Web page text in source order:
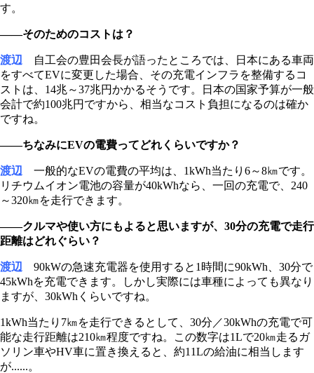
す。
――そのためのコストは？
渡辺 自工会の豊田会長が語ったところでは、日本にある車両
をすべてEVに変更した場合、その充電インフラを整備するコ
ストは、14兆～37兆円かかるそうです。日本の国家予算が一般
会計で約100兆円ですから、相当なコスト負担になるのは確か
ですね。
――ちなみにEVの電費ってどれくらいですか？
渡辺 一般的なEVの電費の平均は、1kWh当たり6～8㎞です。
リチウムイオン電池の容量が40kWhなら、一回の充電で、240
～320㎞を走行できます。
――クルマや使い方にもよると思いますが、30分の充電で走行
距離はどれぐらい？
渡辺 90kWの急速充電器を使用すると1時間に90kWh、30分で
45kWhを充電できます。しかし実際には車種によっても異なり
ますが、30kWhくらいですね。
1kWh当たり7㎞を走行できるとして、30分／30kWhの充電で可
能な走行距離は210㎞程度ですね。この数字は1Lで20㎞走るガ
ソリン車やHV車に置き換えると、約11Lの給油に相当します
が......。